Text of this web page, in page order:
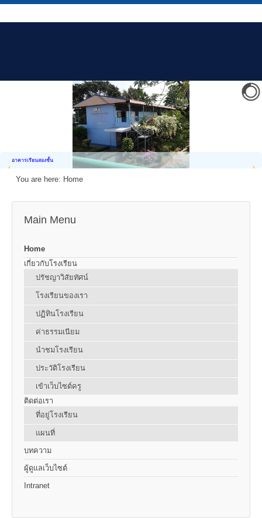
อาคารเรียนสองชั้น
You are here: Home
Main Menu
Home
เกี่ยวกับโรงเรียน
ปรัชญาวิสัยทัศน์
โรงเรียนของเรา
ปฏิทินโรงเรียน
ค่าธรรมเนียม
นำชมโรงเรียน
ประวัติโรงเรียน
เข้าเว็บไซต์ครู
ติดต่อเรา
ที่อยู่โรงเรียน
แผนที่
บทความ
ผู้ดูแลเว็บไซต์
Intranet